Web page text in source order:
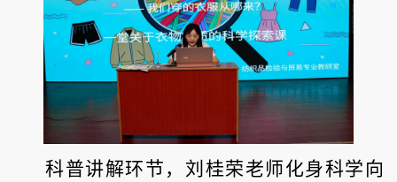
科普讲解环节，刘桂荣老师化身科学向